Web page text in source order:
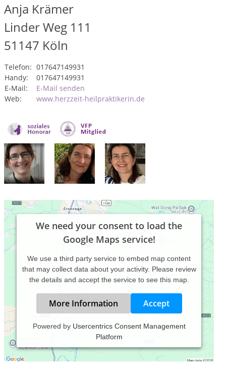
Anja Krämer
Linder Weg 111
51147 Köln
Telefon: 017647149931
Handy:
017647149931
E-Mail:
E-Mail senden
Web:
www.herzzeit-heilpraktikerin.de
We need your consent to load the
Google Maps service!
We use a third party service to embed map content
that may collect data about your activity. Please review
the details and accept the service to see this map.
More Information Accept
Powered by Usercentrics Consent Management
Platform
In meiner Praxis in Porz Lind stehe ich den Patienten zu
verschiedenen Themen und Anliegen zur Verfügung